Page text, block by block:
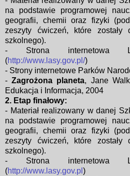
na podstawie programowej
geografii, chemii oraz fizyki
zeszyty ćwiczeń, które zostały
szkolnego).
- Strona internetowa
(http://www.lasy.gov.pl/)
- Strony internetowe Parków
-Zagrożona planeta, Jane
Edukacja i Informacja, 2004
2. Etap finałowy:
- Materiał realizowany w danej
na podstawie programowej
geografii, chemii oraz fizyki
zeszyty ćwiczeń, które zostały
szkolnego).
- Strona internetowa
(http://www.lasy.gov.pl )